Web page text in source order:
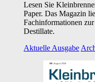
Lesen Sie
Paper. Das Magazin
Fachinformationen
Destillate.
Aktuelle Ausgabe